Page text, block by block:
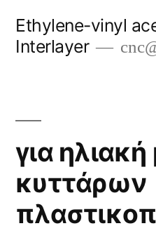
Ethylene-vinyl
Interlayer
για
κυττάρων